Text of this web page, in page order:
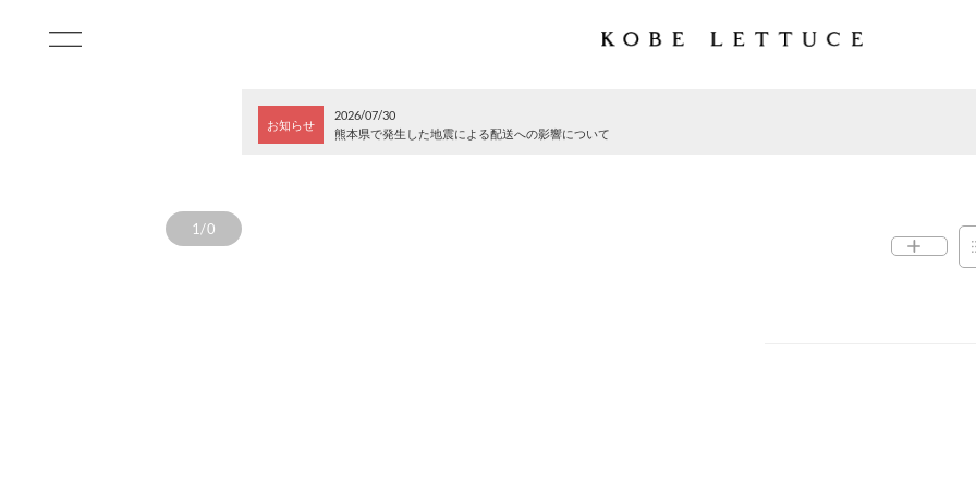
お知らせ
2026/07/30
熊本県で発生した地震による配送への影響について
1/0